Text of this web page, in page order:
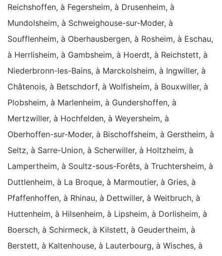
Reichshoffen, à Fegersheim, à Drusenheim, à
Mundolsheim, à Schweighouse-sur-Moder, à
Soufflenheim, à Oberhausbergen, à Rosheim, à Eschau,
à Herrlisheim, à Gambsheim, à Hoerdt, à Reichstett, à
Niederbronn-les-Bains, à Marckolsheim, à Ingwiller, à
Châtenois, à Betschdorf, à Wolfisheim, à Bouxwiller, à
Plobsheim, à Marlenheim, à Gundershoffen, à
Mertzwiller, à Hochfelden, à Weyersheim, à
Oberhoffen-sur-Moder, à Bischoffsheim, à Gerstheim, à
Seltz, à Sarre-Union, à Scherwiller, à Holtzheim, à
Lampertheim, à Soultz-sous-Forêts, à Truchtersheim, à
Duttlenheim, à La Broque, à Marmoutier, à Gries, à
Pfaffenhoffen, à Rhinau, à Dettwiller, à Weitbruch, à
Huttenheim, à Hilsenheim, à Lipsheim, à Dorlisheim, à
Boersch, à Schirmeck, à Kilstett, à Geudertheim, à
Berstett, à Kaltenhouse, à Lauterbourg, à Wisches, à